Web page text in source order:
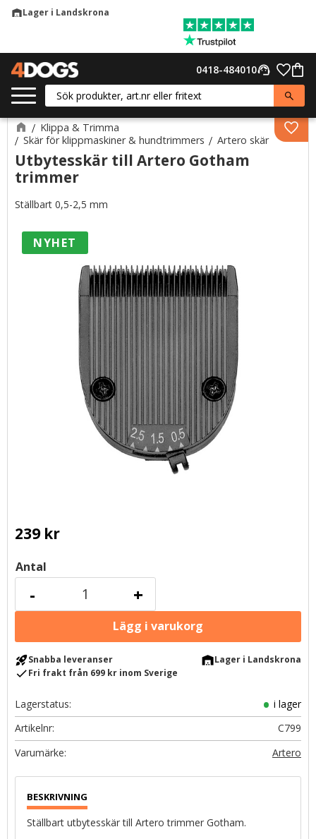
warehouseLager i Landskrona
support_agent
0418-484010
Klippa & Trimma
Skär för klippmaskiner & hundtrimmers
Artero skär
Utbytesskär till Artero Gotham
trimmer
Ställbart 0,5-2,5 mm
NYHET
239kr
Antal
+
-
rocket_launchSnabba leveranser warehouseLager i Landskrona
checkFri frakt från 699 kr inom Sverige
Lagerstatus
i lager
Artikelnr
C799
Artero
Ställbart utbytesskär till Artero trimmer Gotham.